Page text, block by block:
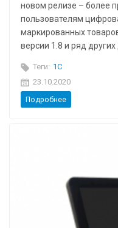
новом релизе – более
пользователям
маркированных
версии 1.8 и ряд других
Теги: 1C
23.10.2020
Подробнее